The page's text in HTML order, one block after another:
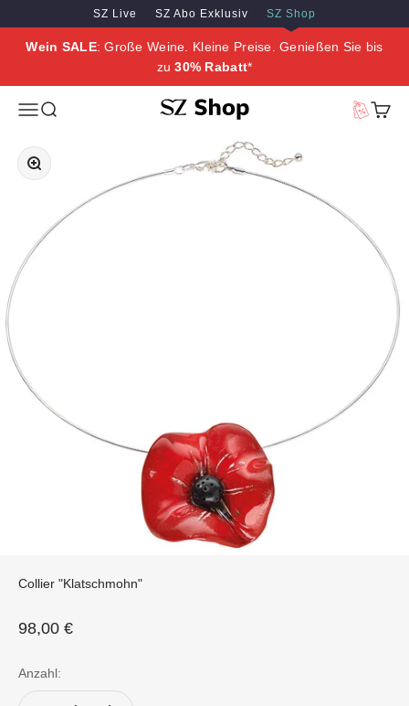
Zum Inhalt springen
Zum Hauptinhalt springen
SZ Live SZ Abo Exklusiv SZ Shop
Wein SALE: Große Weine. Kleine Preise. Genießen Sie bis
zu30% Rabatt*
MenüSuche SZ Erleben
Bild vergrößern
Collier "Klatschmohn"
Angebot
98,00 €
Anzahl: